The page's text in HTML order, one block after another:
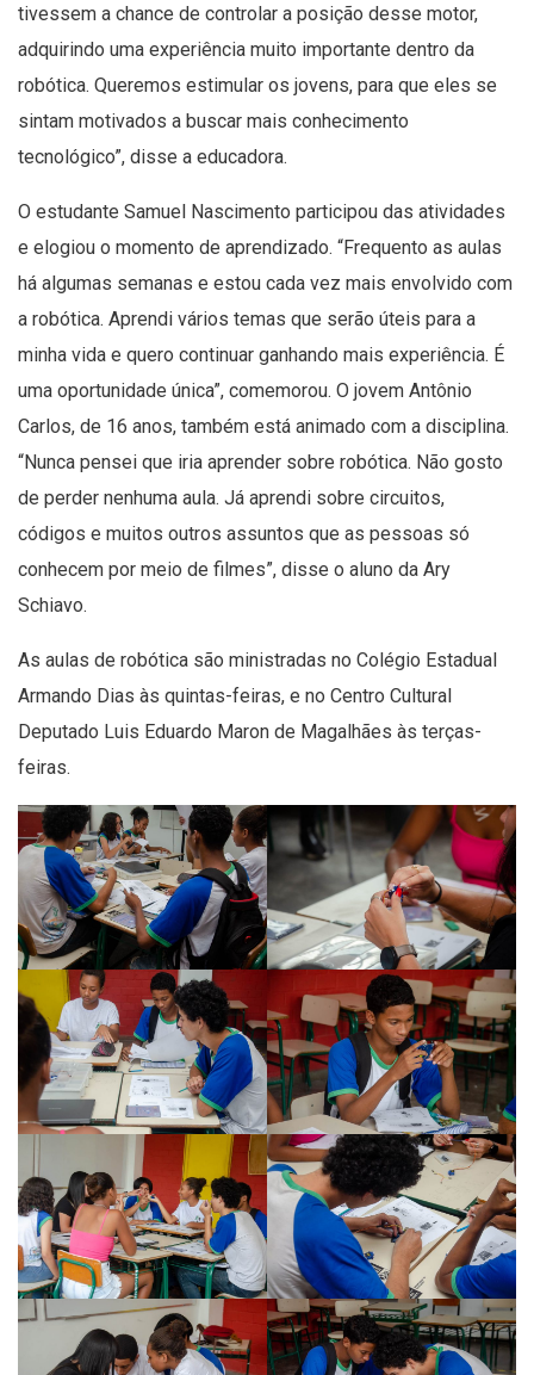
tivessem a chance de controlar a posição desse motor,
adquirindo uma experiência muito importante dentro da
robótica. Queremos estimular os jovens, para que eles se
sintam motivados a buscar mais conhecimento
tecnológico”, disse a educadora.
O estudante Samuel Nascimento participou das atividades
e elogiou o momento de aprendizado. “Frequento as aulas
há algumas semanas e estou cada vez mais envolvido com
a robótica. Aprendi vários temas que serão úteis para a
minha vida e quero continuar ganhando mais experiência. É
uma oportunidade única”, comemorou. O jovem Antônio
Carlos, de 16 anos, também está animado com a disciplina.
“Nunca pensei que iria aprender sobre robótica. Não gosto
de perder nenhuma aula. Já aprendi sobre circuitos,
códigos e muitos outros assuntos que as pessoas só
conhecem por meio de filmes”, disse o aluno da Ary
Schiavo.
As aulas de robótica são ministradas no Colégio Estadual
Armando Dias às quintas-feiras, e no Centro Cultural
Deputado Luis Eduardo Maron de Magalhães às terças-
feiras.